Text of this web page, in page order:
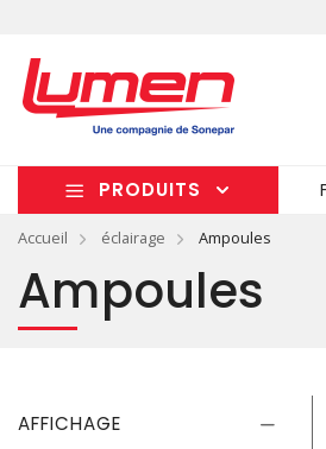
PRODUITS
Accueil éclairage Ampoules
Ampoules
AFFICHAGE